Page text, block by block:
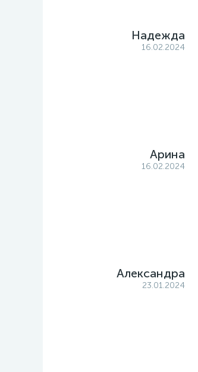
Надежда
16.02.2024
Арина
16.02.2024
Александра
23.01.2024